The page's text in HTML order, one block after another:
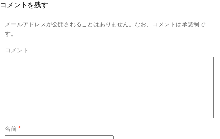
コメントを残す
メールアドレスが公開されることはありません。なお、コメントは承認制で
す。
コメント
名前 *